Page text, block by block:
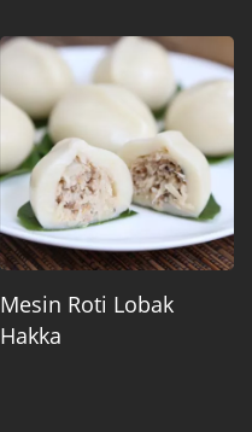
Mesin Roti Lobak
Hakka